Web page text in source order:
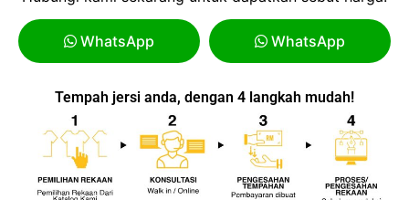
WhatsApp WhatsApp
Tempah jersi anda, dengan 4 langkah mudah!